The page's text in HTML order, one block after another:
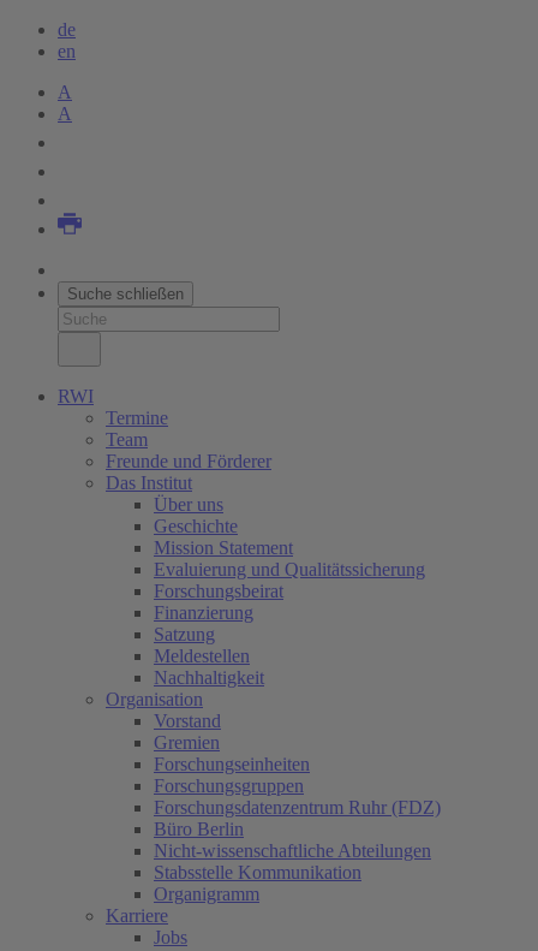
de
en
A
A
Suche schließen
RWI
Termine
Team
Freunde und Förderer
Das Institut
Über uns
Geschichte
Mission Statement
Evaluierung und Qualitätssicherung
Forschungsbeirat
Finanzierung
Satzung
Meldestellen
Nachhaltigkeit
Organisation
Vorstand
Gremien
Forschungseinheiten
Forschungsgruppen
Forschungsdatenzentrum Ruhr (FDZ)
Büro Berlin
Nicht-wissenschaftliche Abteilungen
Stabsstelle Kommunikation
Organigramm
Karriere
Jobs